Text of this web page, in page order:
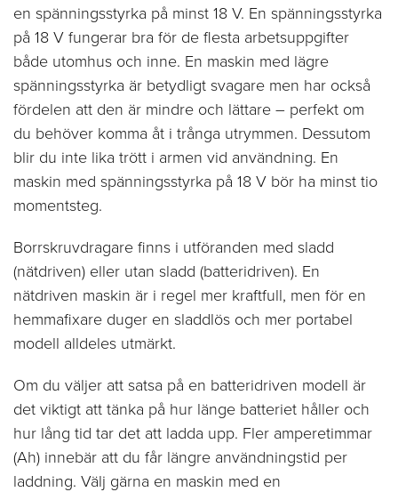
en spänningsstyrka på minst 18 V. En spänningsstyrka
på 18 V fungerar bra för de flesta arbetsuppgifter
både utomhus och inne. En maskin med lägre
spänningsstyrka är betydligt svagare men har också
fördelen att den är mindre och lättare – perfekt om
du behöver komma åt i trånga utrymmen. Dessutom
blir du inte lika trött i armen vid användning. En
maskin med spänningsstyrka på 18 V bör ha minst tio
momentsteg.
Borrskruvdragare finns i utföranden med sladd
(nätdriven) eller utan sladd (batteridriven). En
nätdriven maskin är i regel mer kraftfull, men för en
hemmafixare duger en sladdlös och mer portabel
modell alldeles utmärkt.
Om du väljer att satsa på en batteridriven modell är
det viktigt att tänka på hur länge batteriet håller och
hur lång tid tar det att ladda upp. Fler amperetimmar
(Ah) innebär att du får längre användningstid per
laddning. Välj gärna en maskin med en